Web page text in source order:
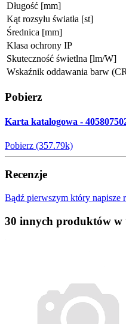
Długość [mm]
Kąt rozsyłu światła [st]
Średnica [mm]
Klasa ochrony IP
Skuteczność świetlna [lm/W]
Wskaźnik oddawania barw
Pobierz
Karta katalogowa -
Pobierz (357.79k)
Recenzje
Bądź pierwszym który napisze
30 innych produktów w